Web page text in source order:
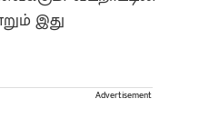
இது
Advertisement